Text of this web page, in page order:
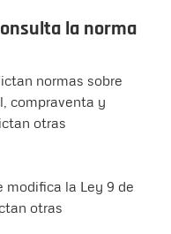
la norma
normas sobre
compraventa y
otras
modifica la Ley 9 de
otras